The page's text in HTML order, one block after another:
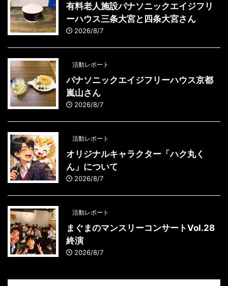
有料老人施設パナソニックエイジフリ
ーハウス三条大宮と四条大宮さん
2026/8/7
活動レポート
パナソニックエイジフリーハウス京都
嵐山さん
2026/8/7
活動レポート
オリジナルキャラクター「ハク丸く
ん」について
2026/8/7
活動レポート
まぐまのマンスリーコンサートVol.28
終演
2026/8/7